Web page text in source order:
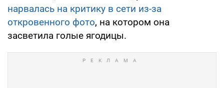
нарвалась на критику в сети из-за
откровенного фото, на котором она
засветила голые ягодицы.